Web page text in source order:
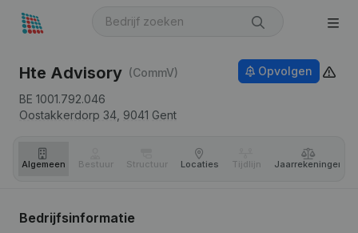
Hte Advisory (CommV)
BE 1001.792.046
Oostakkerdorp 34, 9041 Gent
Opvolgen
Algemeen Bestuur Structuur Locaties Tijdlijn Jaar­rekeningen
Bedrijfsinformatie